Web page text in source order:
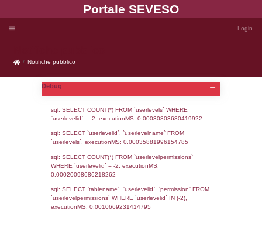
Portale
Notifiche pubblico
Notifiche pubblico
Debug
sql: SELECT COUNT(*) FROM `userlevels`
sql: SELECT `userlevelid`, `userlevelname`